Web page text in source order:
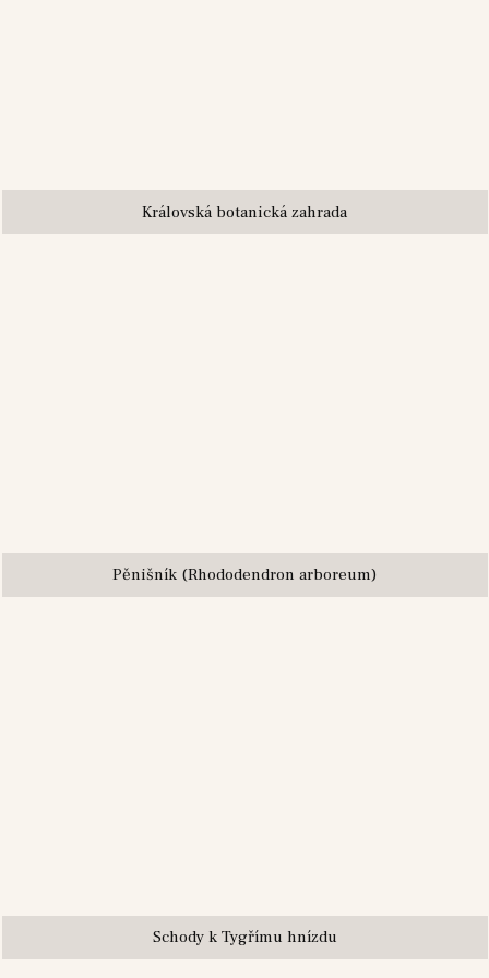
Královská botanická zahrada
Pěnišník (Rhododendron arboreum)
Schody k Tygřímu hnízdu